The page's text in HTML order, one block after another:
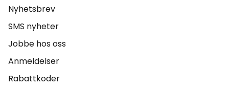
Nyhetsbrev
SMS nyheter
Jobbe hos oss
Anmeldelser
Rabattkoder